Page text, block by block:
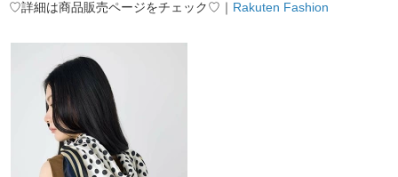
♡詳細は商品販売ページをチェック♡｜ Rakuten Fashion